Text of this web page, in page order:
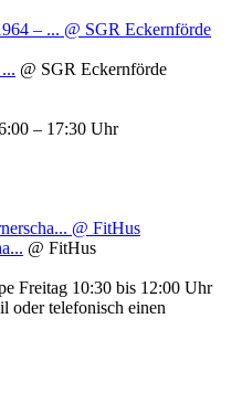
– ... @ SGR Eckernförde
@ SGR Eckernförde
– 17:30 Uhr
@ FitHus
@ FitHus
Freitag 10:30 bis 12:00 Uhr
oder telefonisch einen